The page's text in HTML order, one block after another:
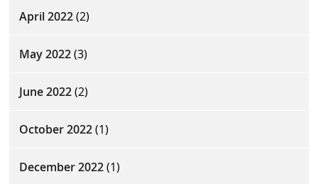
April 2022(2)
May 2022(3)
June 2022(2)
October 2022(1)
December 2022(1)